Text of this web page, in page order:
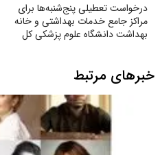
درخواست تعطیلی پنج‌شنبه‌ها برای
مراکز جامع خدمات بهداشتی و خانه
بهداشت دانشگاه علوم پزشکی کل
خبرهای مرتبط